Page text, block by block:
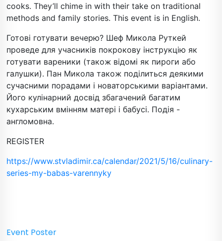
cooks. They’ll chime in with their take on traditional
methods and family stories. This event is in English.
Готові готувати вечерю? Шеф Микола Руткей
проведе для учасників покрокову інструкцію як
готувати вареники (також відомі як пироги або
галушки). Пан Микола також поділиться деякими
сучасними порадами і новаторськими варіантами.
Його кулінарний досвід збагачений багатим
кухарським вмінням матері і бабусі. Подія -
англомовна.
REGISTER
https://www.stvladimir.ca/calendar/2021/5/16/culinary-
series-my-babas-varennyky
Event Poster